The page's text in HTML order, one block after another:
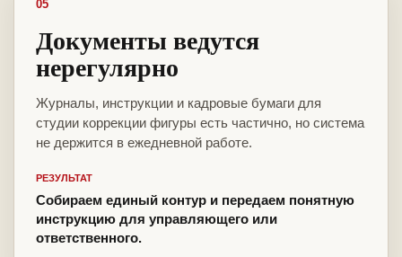
05
Документы ведутся
нерегулярно
Журналы, инструкции и кадровые бумаги для
студии коррекции фигуры есть частично, но система
не держится в ежедневной работе.
РЕЗУЛЬТАТ
Собираем единый контур и передаем понятную
инструкцию для управляющего или
ответственного.